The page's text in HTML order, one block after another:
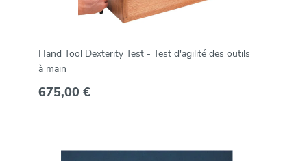
Hand Tool Dexterity Test - Test d'agilité des outils
à main
675,00 €